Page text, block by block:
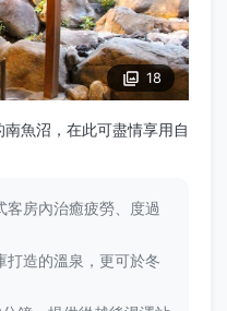
18
魚沼，在此可盡情享用自
客房內治癒疲勞、度過
打造的溫泉，更可於冬